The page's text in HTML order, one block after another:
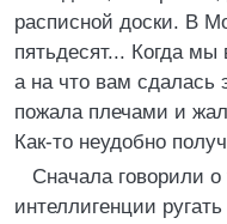
расписной доски. В
пятьдесят... Когда
а на что вам сдалась
пожала плечами и
Как-то неудобно
Сначала говорили
интеллигенции